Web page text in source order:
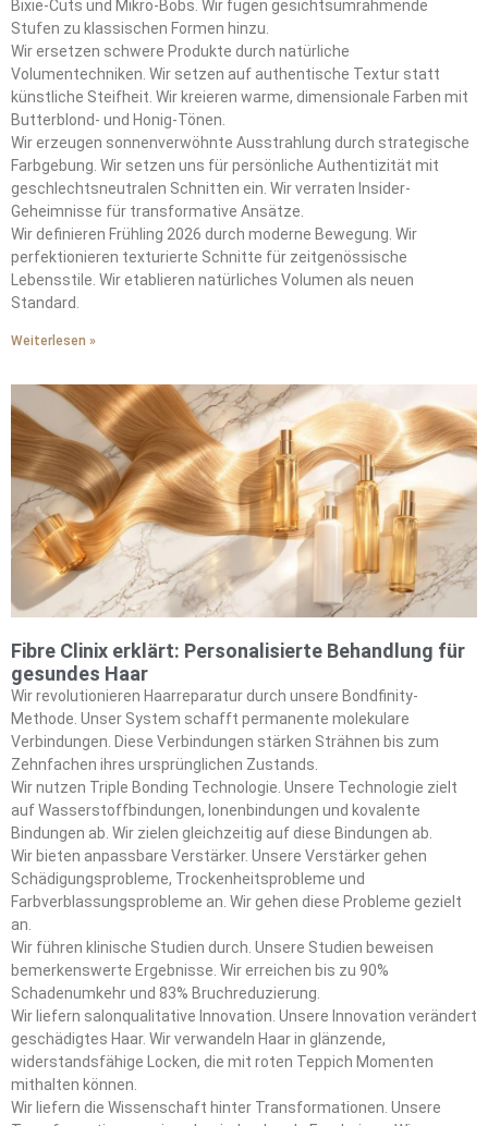
Bixie-Cuts und Mikro-Bobs. Wir fügen gesichtsumrahmende
Stufen zu klassischen Formen hinzu.
Wir ersetzen schwere Produkte durch natürliche
Volumentechniken. Wir setzen auf authentische Textur statt
künstliche Steifheit. Wir kreieren warme, dimensionale Farben mit
Butterblond- und Honig-Tönen.
Wir erzeugen sonnenverwöhnte Ausstrahlung durch strategische
Farbgebung. Wir setzen uns für persönliche Authentizität mit
geschlechtsneutralen Schnitten ein. Wir verraten Insider-
Geheimnisse für transformative Ansätze.
Wir definieren Frühling 2026 durch moderne Bewegung. Wir
perfektionieren texturierte Schnitte für zeitgenössische
Lebensstile. Wir etablieren natürliches Volumen als neuen
Standard.
Weiterlesen »
Fibre Clinix erklärt: Personalisierte Behandlung für
gesundes Haar
Wir revolutionieren Haarreparatur durch unsere Bondfinity-
Methode. Unser System schafft permanente molekulare
Verbindungen. Diese Verbindungen stärken Strähnen bis zum
Zehnfachen ihres ursprünglichen Zustands.
Wir nutzen Triple Bonding Technologie. Unsere Technologie zielt
auf Wasserstoffbindungen, Ionenbindungen und kovalente
Bindungen ab. Wir zielen gleichzeitig auf diese Bindungen ab.
Wir bieten anpassbare Verstärker. Unsere Verstärker gehen
Schädigungsprobleme, Trockenheitsprobleme und
Farbverblassungsprobleme an. Wir gehen diese Probleme gezielt
an.
Wir führen klinische Studien durch. Unsere Studien beweisen
bemerkenswerte Ergebnisse. Wir erreichen bis zu 90%
Schadenumkehr und 83% Bruchreduzierung.
Wir liefern salonqualitative Innovation. Unsere Innovation verändert
geschädigtes Haar. Wir verwandeln Haar in glänzende,
widerstandsfähige Locken, die mit roten Teppich Momenten
mithalten können.
Wir liefern die Wissenschaft hinter Transformationen. Unsere